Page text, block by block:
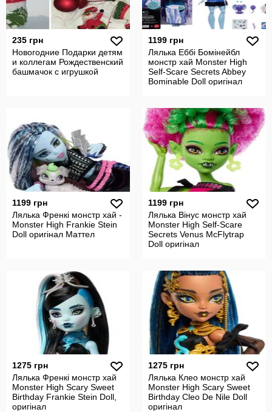
235 грн
Новогодние Подарки детям
и коллегам Рождественский
башмачок с игрушкой
1199 грн
Лялька Еббі Бомінейбл
монстр хай Monster High
Self-Scare Secrets Abbey
Bominable Doll оригінал
1199 грн
Лялька Френкі монстр хай -
Monster High Frankie Stein
Doll оригінал Маттел
1199 грн
Лялька Вінус монстр хай
Monster High Self-Scare
Secrets Venus McFlytrap
Doll оригінал
1275 грн
Лялька Френкі монстр хай
Monster High Scary Sweet
Birthday Frankie Stein Doll,
оригінал
1275 грн
Лялька Клео монстр хай
Monster High Scary Sweet
Birthday Cleo De Nile Doll
оригінал